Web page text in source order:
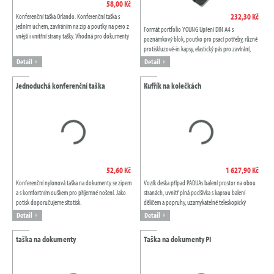
58,00 Kč
Konferenční taška Orlando. Konferenční taška s
jedním uchem, zavíráním na zip a poutky na pero z
vnější i vnitřní strany tašky. Vhodná pro dokumenty
Detail
232,30 Kč
Formát portfolio YOUNG Upření DIN A4 s
poznámkový blok, poutko pro psací potřeby, různé
protiskluzové-in kapsy, elastický pás pro zavírání,
barevné zevnitř a zvenčí černá
Detail
Jednoduchá konferenční taška
52,60 Kč
Konferenční nylonová taška na dokumenty se zipem
a s komfortním ouškem pro příjemné nošení. Jako
potisk doporučujeme sítotisk.
Detail
Kufřík na kolečkách
1 627,90 Kč
Vozík deska případ PADUAs balení prostor na obou
stranách, uvnitř plná podšívka s kapsou balení
děličem a popruhy, uzamykatelné teleskopický
trolejbus systém, držadla 4 hladce běžící...
Detail
taška na dokumenty Taška na dokumenty PI